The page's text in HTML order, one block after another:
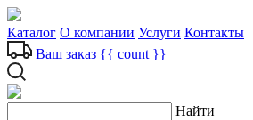
Каталог О компании Услуги Контакты
Ваш заказ {{ count }}
Найти